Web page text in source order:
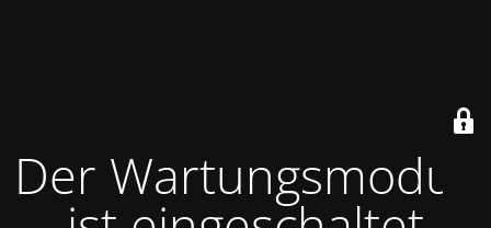
Der Wartungsmodus